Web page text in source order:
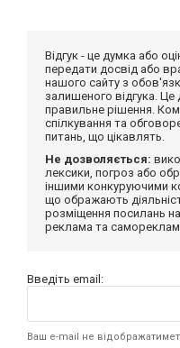
Відгук - це думка або
передати досвід або
нашого сайту з
залишеного відгука.
правильне рішення.
спілкування та
питань, що цікавлять.
Не дозволяється:
лексики, погроз або
іншими конкуруючими
що ображають
розміщення посилань
реклама та
Введіть email:
Ваш e-mail не